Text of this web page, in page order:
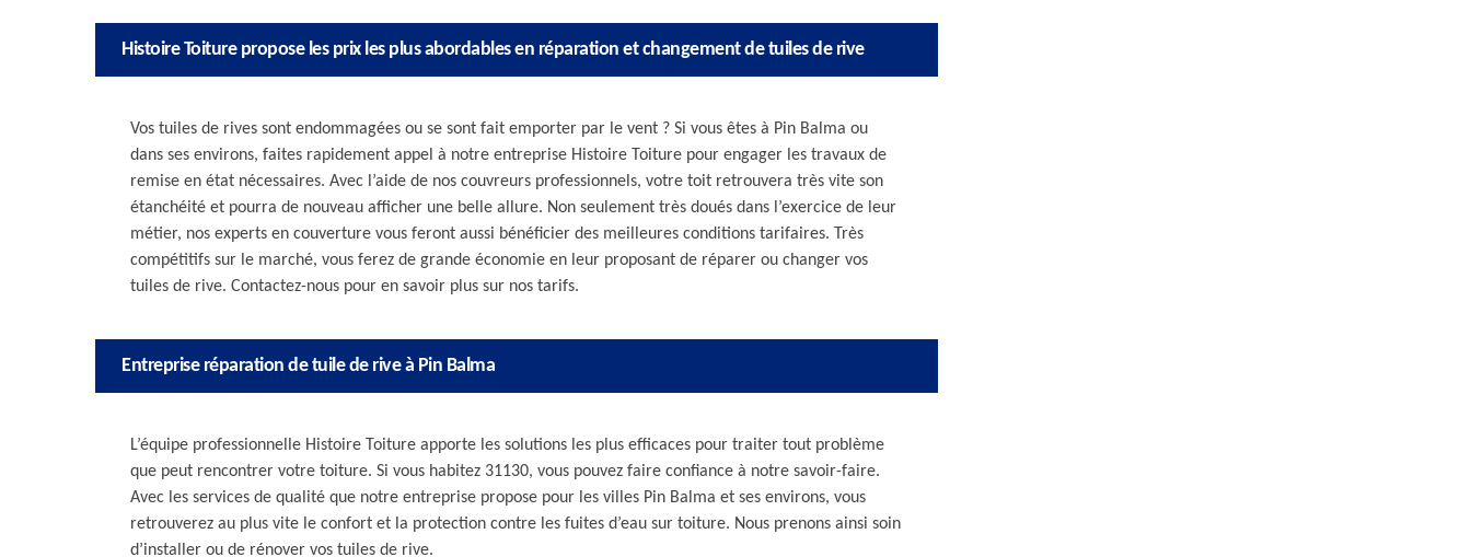
Histoire Toiture propose les prix les plus abordables en réparation et changement de tuiles de rive
Vos tuiles de rives sont endommagées ou se sont fait emporter par le vent ? Si vous êtes à Pin Balma ou
dans ses environs, faites rapidement appel à notre entreprise Histoire Toiture pour engager les travaux de
remise en état nécessaires. Avec l’aide de nos couvreurs professionnels, votre toit retrouvera très vite son
étanchéité et pourra de nouveau afficher une belle allure. Non seulement très doués dans l’exercice de leur
métier, nos experts en couverture vous feront aussi bénéficier des meilleures conditions tarifaires. Très
compétitifs sur le marché, vous ferez de grande économie en leur proposant de réparer ou changer vos
tuiles de rive. Contactez-nous pour en savoir plus sur nos tarifs.
Entreprise réparation de tuile de rive à Pin Balma
L’équipe professionnelle Histoire Toiture apporte les solutions les plus efficaces pour traiter tout problème
que peut rencontrer votre toiture. Si vous habitez 31130, vous pouvez faire confiance à notre savoir-faire.
Avec les services de qualité que notre entreprise propose pour les villes Pin Balma et ses environs, vous
retrouverez au plus vite le confort et la protection contre les fuites d’eau sur toiture. Nous prenons ainsi soin
d’installer ou de rénover vos tuiles de rive.